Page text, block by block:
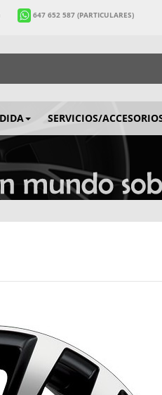
647 652 587(PARTICULARES)
SERVICIOS/